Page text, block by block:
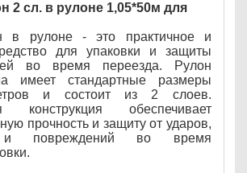
2 сл. в рулоне 1,05*50м для
в рулоне - это практичное и
для упаковки и защиты
во время переезда. Рулон
имеет стандартные размеры
и состоит из 2 слоев.
конструкция обеспечивает
прочность и защиту от ударов,
и повреждений во время